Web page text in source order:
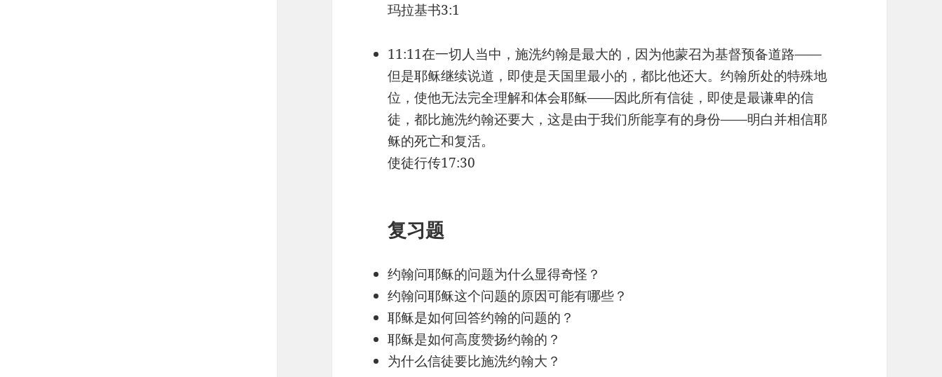
玛拉基书3:1
11:11在一切人当中，施洗约翰是最大的，因为他蒙召为基督预备道路——
但是耶稣继续说道，即使是天国里最小的，都比他还大。约翰所处的特殊地
位，使他无法完全理解和体会耶稣——因此所有信徒，即使是最谦卑的信
徒，都比施洗约翰还要大，这是由于我们所能享有的身份——明白并相信耶
稣的死亡和复活。
使徒行传17:30
复习题
约翰问耶稣的问题为什么显得奇怪？
约翰问耶稣这个问题的原因可能有哪些？
耶稣是如何回答约翰的问题的？
耶稣是如何高度赞扬约翰的？
为什么信徒要比施洗约翰大？